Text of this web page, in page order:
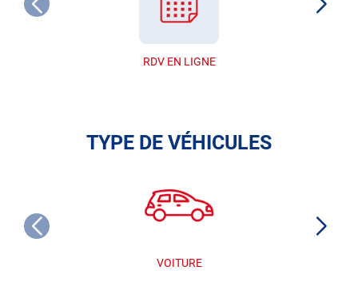
RDV EN LIGNE
TYPE DE VÉHICULES
VOITURE